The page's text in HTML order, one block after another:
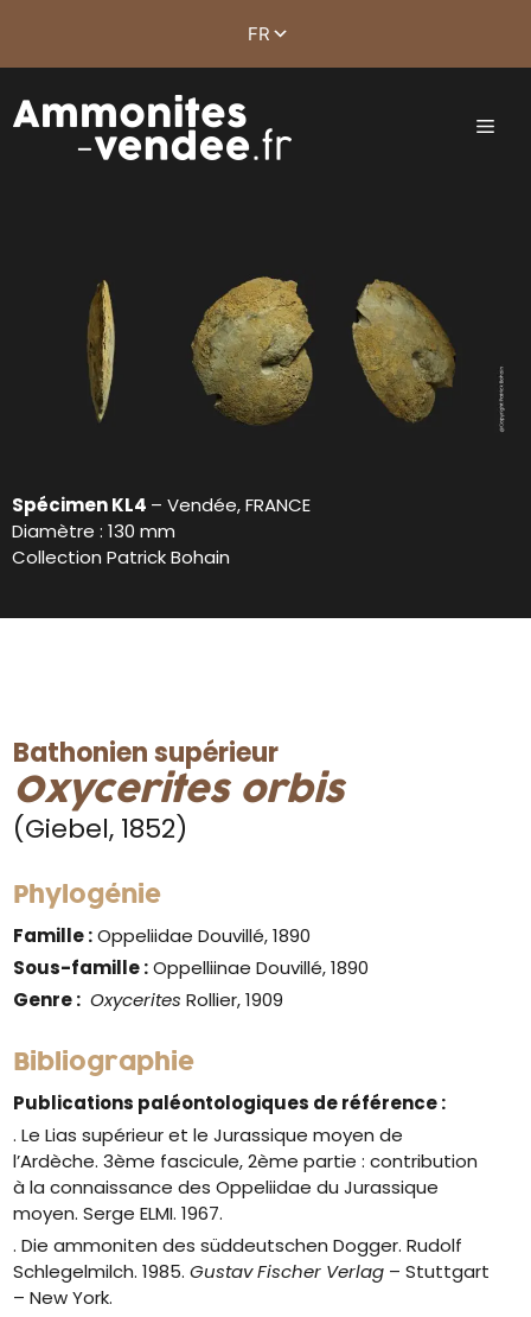
Spécimen KL4 – Vendée, FRANCE
Diamètre : 130 mm
Collection Patrick Bohain
Bathonien supérieur
Oxycerites orbis
(Giebel, 1852)
Phylogénie
Famille :Oppeliidae Douvillé, 1890
Sous-famille :Oppelliinae Douvillé, 1890
Genre: Oxycerites Rollier, 1909
Bibliographie
Publications paléontologiques de référence :
. Le Lias supérieur et le Jurassique moyen de
l’Ardèche. 3ème fascicule, 2ème partie : contribution
à la connaissance des Oppeliidae du Jurassique
moyen. Serge ELMI. 1967.
. Die ammoniten des süddeutschen Dogger. Rudolf
Schlegelmilch. 1985.Gustav Fischer Verlag – Stuttgart
– New York.